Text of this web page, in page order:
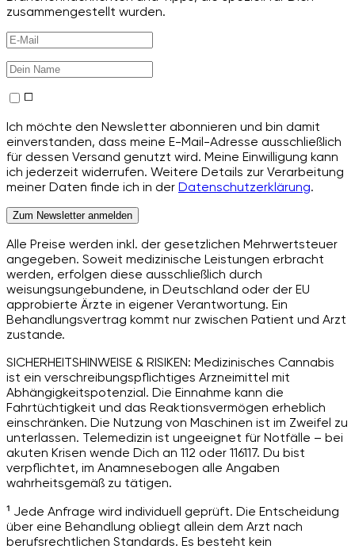
zusammengestellt wurden.
Ich möchte den Newsletter abonnieren und bin damit
einverstanden, dass meine E-Mail-Adresse ausschließlich
für dessen Versand genutzt wird. Meine Einwilligung kann
ich jederzeit widerrufen. Weitere Details zur Verarbeitung
meiner Daten finde ich in der Datenschutzerklärung.
Zum Newsletter anmelden
Alle Preise werden inkl. der gesetzlichen Mehrwertsteuer
angegeben. Soweit medizinische Leistungen erbracht
werden, erfolgen diese ausschließlich durch
weisungsungebundene, in Deutschland oder der EU
approbierte Ärzte in eigener Verantwortung. Ein
Behandlungsvertrag kommt nur zwischen Patient und Arzt
zustande.
SICHERHEITSHINWEISE & RISIKEN: Medizinisches Cannabis
ist ein verschreibungspflichtiges Arzneimittel mit
Abhängigkeitspotenzial. Die Einnahme kann die
Fahrtüchtigkeit und das Reaktionsvermögen erheblich
einschränken. Die Nutzung von Maschinen ist im Zweifel zu
unterlassen. Telemedizin ist ungeeignet für Notfälle – bei
akuten Krisen wende Dich an 112 oder 116117. Du bist
verpflichtet, im Anamnesebogen alle Angaben
wahrheitsgemäß zu tätigen.
¹ Jede Anfrage wird individuell geprüft. Die Entscheidung
über eine Behandlung obliegt allein dem Arzt nach
berufsrechtlichen Standards. Es besteht kein